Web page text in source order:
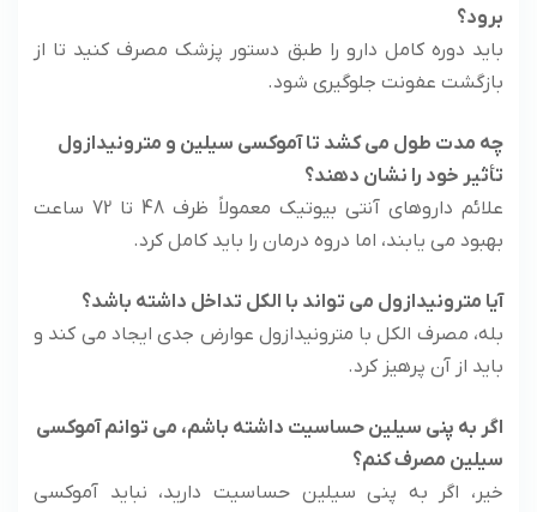
برود؟
باید دوره کامل دارو را طبق دستور پزشک مصرف کنید تا از
بازگشت عفونت جلوگیری شود.
چه مدت طول می کشد تا آموکسی سیلین و مترونیدازول
تأثیر خود را نشان دهند؟
علائم داروهای آنتی بیوتیک معمولاً ظرف 48 تا 72 ساعت
بهبود می یابند، اما دروه درمان را باید کامل کرد.
آیا مترونیدازول می تواند با الکل تداخل داشته باشد؟
بله، مصرف الکل با مترونیدازول عوارض جدی ایجاد می کند و
باید از آن پرهیز کرد.
اگر به پنی سیلین حساسیت داشته باشم، می توانم آموکسی
سیلین مصرف کنم؟
خیر، اگر به پنی سیلین حساسیت دارید، نباید آموکسی